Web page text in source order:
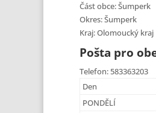
Část obce: Šumperk
Okres: Šumperk
Kraj: Olomoucký kraj
Pošta pro
Telefon: 583363203
Den
PONDĚLÍ